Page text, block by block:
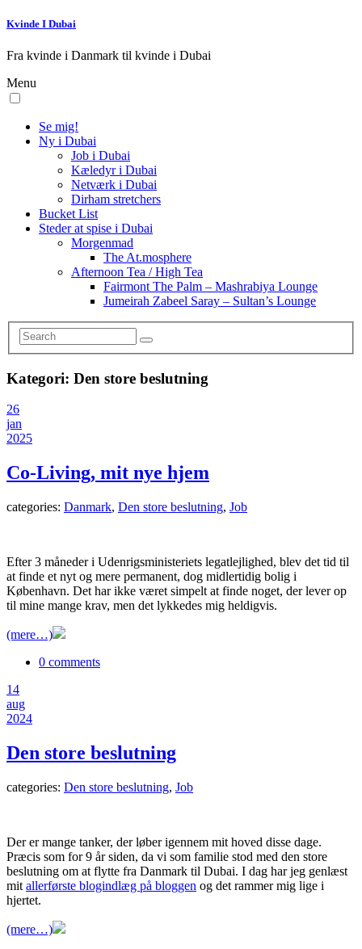
Kvinde I Dubai
Fra kvinde i Danmark til kvinde i Dubai
Menu
Se mig!
Ny i Dubai
Job i Dubai
Kæledyr i Dubai
Netværk i Dubai
Dirham stretchers
Bucket List
Steder at spise i Dubai
Morgenmad
The At.mosphere
Afternoon Tea / High Tea
Fairmont The Palm – Mashrabiya Lounge
Jumeirah Zabeel Saray – Sultan’s Lounge
Kategori: Den store beslutning
26
jan
2025
Co-Living, mit nye hjem
categories: Danmark, Den store beslutning, Job
Efter 3 måneder i Udenrigsministeriets legatlejlighed, blev det tid til
at finde et nyt og mere permanent, dog midlertidig bolig i
København. Det har ikke været simpelt at finde noget, der lever op
til mine mange krav, men det lykkedes mig heldigvis.
(mere…)
0 comments
14
aug
2024
Den store beslutning
categories: Den store beslutning, Job
Der er mange tanker, der løber igennem mit hoved disse dage.
Præcis som for 9 år siden, da vi som familie stod med den store
beslutning om at flytte fra Danmark til Dubai. I dag har jeg genlæst
mit allerførste blogindlæg på bloggen og det rammer mig lige i
hjertet.
(mere…)